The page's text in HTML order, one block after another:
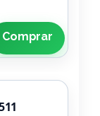
Comprar